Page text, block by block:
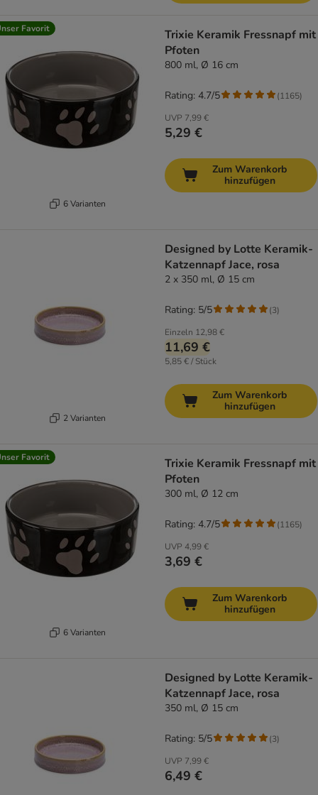
Favorit
6 Varianten
Trixie Keramik Fressnapf mit
Pfoten
800 ml, Ø 16 cm
UVP 7,99 €
5,29 €
Rating: 4.7/5 (1165)
Zum Warenkorb
hinzufügen
2 Varianten
Designed by Lotte Keramik-
Katzennapf Jace, rosa
2 x 350 ml, Ø 15 cm
Einzeln 12,98 €
11,69 €
5,85 € / Stück
Rating: 5/5 (3)
Zum Warenkorb
hinzufügen
Favorit
6 Varianten
Trixie Keramik Fressnapf mit
Pfoten
300 ml, Ø 12 cm
UVP 4,99 €
3,69 €
Rating: 4.7/5 (1165)
Zum Warenkorb
hinzufügen
Designed by Lotte Keramik-
Katzennapf Jace, rosa
350 ml, Ø 15 cm
UVP 7,99 €
6,49 €
Rating: 5/5 (3)